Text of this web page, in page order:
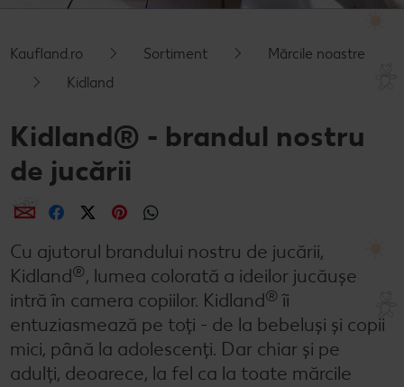
Cu Kaufland Card alimentezi ușor
Rețete de prăjituri
Rețete cu carne
Raw vegan
Ieftin și bun
Când cere ceva dulce
RE:FRESH
România știe să gătească
Kaufland Livrează
Kaufland.ro Sortiment
Mărcile noastre
Kidland
Kidland® - brandul nostru
de jucării
DistribuieDistribuieDistribuieDistribuie
Cu ajutorul brandului nostru de jucării,
Kidland®, lumea colorată a ideilor jucăușe
intră în camera copiilor. Kidland®îi
entuziasmează pe toți - de la bebeluși și copii
mici, până la adolescenți. Dar chiar și pe
adulți, deoarece, la fel ca la toate mărcile